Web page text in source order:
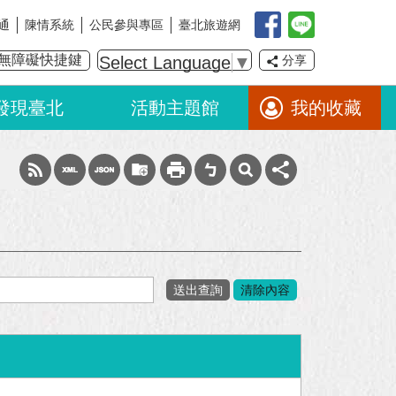
陳情系統 公民參與專區 臺北旅遊網
障礙快捷鍵 Select Language ▼ 分享
現臺北 活動主題館 我的收藏